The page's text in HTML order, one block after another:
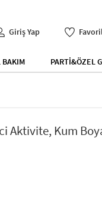
Giriş Yap
BAKIM PARTİ&ÖZEL
Aktivite, Kum